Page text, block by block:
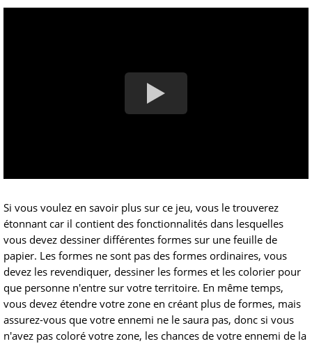
Si vous voulez en savoir plus sur ce jeu, vous le trouverez
étonnant car il contient des fonctionnalités dans lesquelles
vous devez dessiner différentes formes sur une feuille de
papier. Les formes ne sont pas des formes ordinaires, vous
devez les revendiquer, dessiner les formes et les colorier pour
que personne n'entre sur votre territoire. En même temps,
vous devez étendre votre zone en créant plus de formes, mais
assurez-vous que votre ennemi ne le saura pas, donc si vous
n'avez pas coloré votre zone, les chances de votre ennemi de la